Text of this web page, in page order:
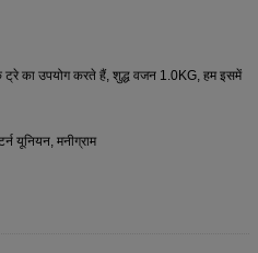
ट्रे का उपयोग करते हैं, शुद्ध वजन 1.0KG, हम इसमें
यूनियन, मनीग्राम